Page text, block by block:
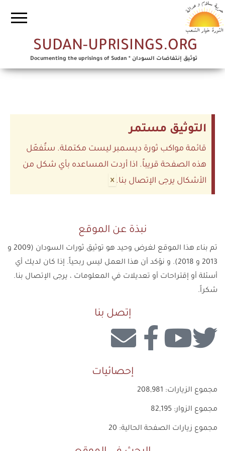
SUDAN-UPRISINGS.ORG
توثيق إنتفاضات السودان * Documenting the uprisings of Sudan
التوثيق مستمر
قائمة مواكب ثورة ديسمبر ليست مكتملة. ستٌفعّل
هذه الصفحة قريباً. اذا أردت المساعده بأي شكل من
الأشكال يرجى الإتصال بنا. ×
نبذة عن الموقع
تم بناء هذا الموقع لغرض وحيد هو توثيق ثورات السودان (2009 و
2013 و 2018). و نؤكد أن هذا العمل ليس ربحياً. إذا كان لديك أي
أسئلة أو إقتراحات أو تعديلات في المعلومات ، يرجى الإتصال بنا.
شكراً.
إتصل بنا
إحصائيات
مجموع الزيارات:
مجموع الزوار:
مجموع زيارات الصفحة الحالية: